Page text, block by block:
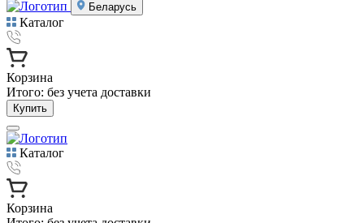
Беларусь
Каталог
Корзина
Итого: без учета доставки
Купить
Каталог
Корзина